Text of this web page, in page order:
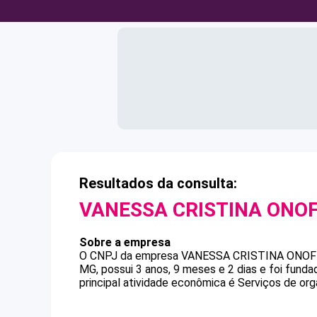
Resultados da consulta:
VANESSA CRISTINA
Sobre a empresa
O CNPJ da empresa VANESSA CRISTINA
MG, possui 3 anos, 9 meses e 2 dias e foi
principal atividade econômica é Serviços de